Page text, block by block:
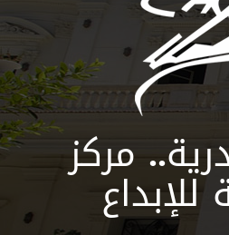
مركز
للإبداع